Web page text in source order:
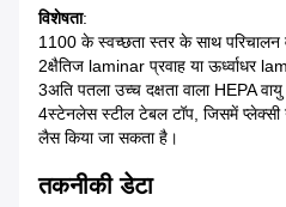
विशेषता:
1100 के स्वच्छता स्तर के साथ परिचालन
2क्षैतिज laminar प्रवाह या ऊर्ध्वाधर
3अति पतला उच्च दक्षता वाला HEPA
4स्टेनलेस स्टील टेबल टॉप, जिसमें प्लेक्सी
लैस किया जा सकता है।
तकनीकी डेटा